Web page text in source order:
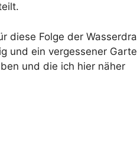
diese Folge der
und ein vergessener
und die ich hier näher